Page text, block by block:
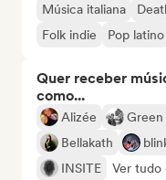
Música italiana
Folk indie
Pop latino
Quer receber
como...
Alizée Green
Bellakath
INSITE
Ver tudo